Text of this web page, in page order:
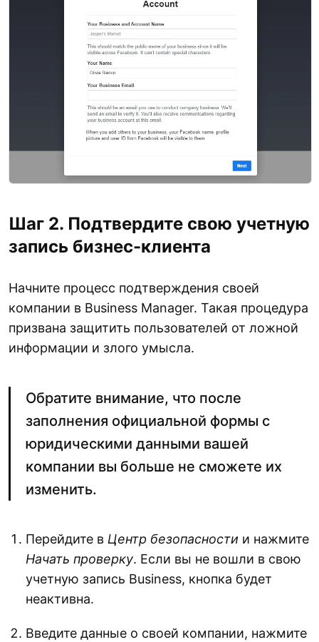
Шаг 2. Подтвердите свою учетную
запись бизнес-клиента
Начните процесс подтверждения своей
компании в Business Manager. Такая процедура
призвана защитить пользователей от ложной
информации и злого умысла.
Обратите внимание, что после
заполнения официальной формы с
юридическими данными вашей
компании вы больше не сможете их
изменить.
Перейдите в Центр безопасности и нажмите
Начать проверку. Если вы не вошли в свою
учетную запись Business, кнопка будет
неактивна.
Введите данные о своей компании, нажмите